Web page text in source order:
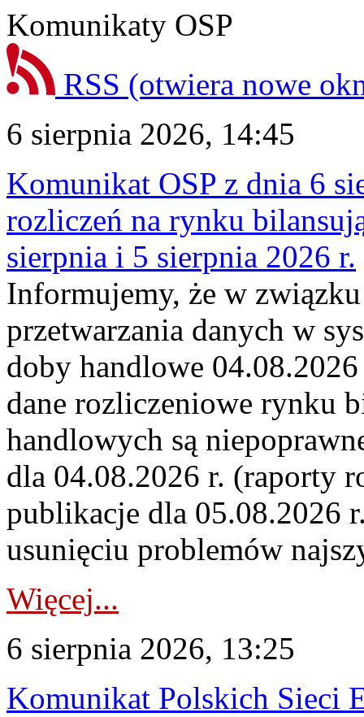
Komunikaty OSP
RSS (otwiera nowe
6 sierpnia 2026, 14:45
Komunikat OSP z dnia 6
rozliczeń na rynku
sierpnia i 5 sierpnia 2026 r.
Informujemy, że w
przetwarzania danych w
doby handlowe
dane rozliczeniowe rynku
handlowych są
dla 04.08.2026 r. (raporty
publikacje dla 05.08.2026
usunięciu problemów
Więcej...
6 sierpnia 2026, 13:25
Komunikat Polskich Sieci